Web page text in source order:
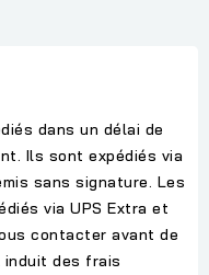
dans un délai de
Ils sont expédiés via
sans signature. Les
via UPS Extra et
contacter avant de
induit des frais